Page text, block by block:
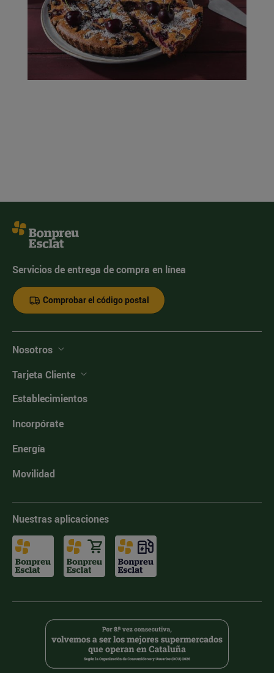
Servicios de entrega de compra en línea
Comprobar el código postal
Nosotros
Tarjeta Cliente
Establecimientos
Incorpórate
Energía
Movilidad
Nuestras aplicaciones